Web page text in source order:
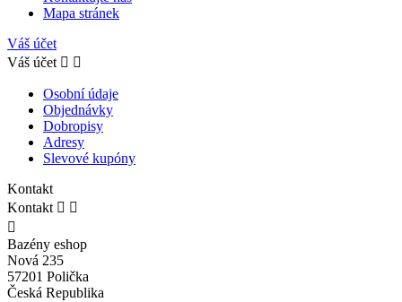
Mapa stránek
Váš účet
Váš účet  
Osobní údaje
Objednávky
Dobropisy
Adresy
Slevové kupóny
Kontakt
Kontakt  

Bazény eshop
Nová 235
57201 Polička
Česká Republika